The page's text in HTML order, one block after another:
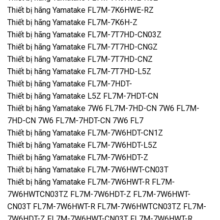
Thiết bị hãng Yamatake FL7M-7K6HWE-RZ
Thiết bị hãng Yamatake FL7M-7K6H-Z
Thiết bị hãng Yamatake FL7M-7T7HD-CN03Z
Thiết bị hãng Yamatake FL7M-7T7HD-CNGZ
Thiết bị hãng Yamatake FL7M-7T7HD-CNZ
Thiết bị hãng Yamatake FL7M-7T7HD-L5Z
Thiết bị hãng Yamatake FL7M-7HDT-
Thiết bị hãng Yamatake L5Z FL7M-7HDT-CN
Thiết bị hãng Yamatake 7W6 FL7M-7HD-CN 7W6 FL7M-
7HD-CN 7W6 FL7M-7HDT-CN 7W6 FL7
Thiết bị hãng Yamatake FL7M-7W6HDT-CN1Z
Thiết bị hãng Yamatake FL7M-7W6HDT-L5Z
Thiết bị hãng Yamatake FL7M-7W6HDT-Z
Thiết bị hãng Yamatake FL7M-7W6HWT-CN03T
Thiết bị hãng Yamatake FL7M-7W6HWT-R FL7M-
7W6HWTCN03TZ FL7M-7W6HDT-Z FL7M-7W6HWT-
CN03T FL7M-7W6HWT-R FL7M-7W6HWTCN03TZ FL7M-